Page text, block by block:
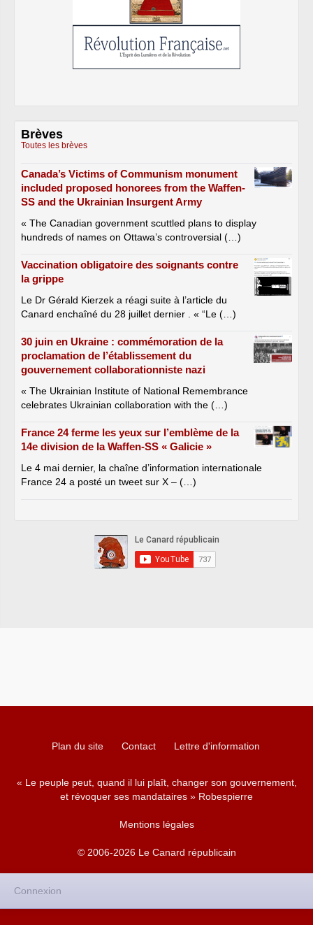
Brèves
Toutes les brèves
Canada’s Victims of Communism monument
included proposed honorees from the Waffen-
SS and the Ukrainian Insurgent Army
« The Canadian government scuttled plans to display
hundreds of names on Ottawa’s controversial (…)
Vaccination obligatoire des soignants contre
la grippe
Le Dr Gérald Kierzek a réagi suite à l’article du
Canard enchaîné du 28 juillet dernier . « “Le (…)
30 juin en Ukraine : commémoration de la
proclamation de l’établissement du
gouvernement collaborationniste nazi
« The Ukrainian Institute of National Remembrance
celebrates Ukrainian collaboration with the (…)
France 24 ferme les yeux sur l’emblème de la
14e division de la Waffen-SS « Galicie »
Le 4 mai dernier, la chaîne d’information internationale
France 24 a posté un tweet sur X – (…)
Plan du site Contact Lettre d'information
« Le peuple peut, quand il lui plaît, changer son gouvernement,
et révoquer ses mandataires » Robespierre
Mentions légales
© 2006-2026 Le Canard républicain
Connexion